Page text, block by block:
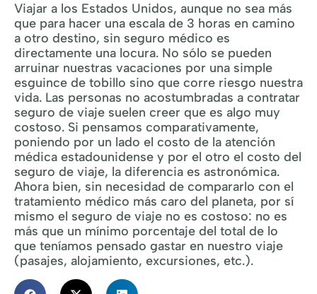
Viajar a los Estados Unidos, aunque no sea más
que para hacer una escala de 3 horas en camino
a otro destino, sin seguro médico es
directamente una locura. No sólo se pueden
arruinar nuestras vacaciones por una simple
esguince de tobillo sino que corre riesgo nuestra
vida. Las personas no acostumbradas a contratar
seguro de viaje suelen creer que es algo muy
costoso. Si pensamos comparativamente,
poniendo por un lado el costo de la atención
médica estadounidense y por el otro el costo del
seguro de viaje, la diferencia es astronómica.
Ahora bien, sin necesidad de compararlo con el
tratamiento médico más caro del planeta, por sí
mismo el seguro de viaje no es costoso: no es
más que un mínimo porcentaje del total de lo
que teníamos pensado gastar en nuestro viaje
(pasajes, alojamiento, excursiones, etc.).